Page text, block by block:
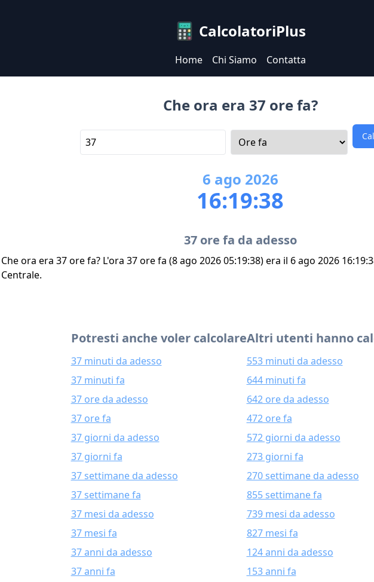
CalcolatoriPlus
Home Chi Siamo Contatta
Che ora era 37 ore fa?
6 ago 2026
16:19:38
37 ore fa da adesso
Che ora era 37 ore fa? L'ora 37 ore fa (8 ago 2026 05:19:38) era il 6 ago 2026
Centrale.
Potresti anche voler calcolare
37 minuti da adesso
37 minuti fa
37 ore da adesso
37 ore fa
37 giorni da adesso
37 giorni fa
37 settimane da adesso
37 settimane fa
37 mesi da adesso
37 mesi fa
37 anni da adesso
37 anni fa
Altri utenti hanno
553 minuti da adesso
644 minuti fa
642 ore da adesso
472 ore fa
572 giorni da adesso
273 giorni fa
270 settimane da adesso
855 settimane fa
739 mesi da adesso
827 mesi fa
124 anni da adesso
153 anni fa